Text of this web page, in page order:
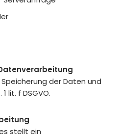
der Daten und
lit. f DSGVO.
stellt ein